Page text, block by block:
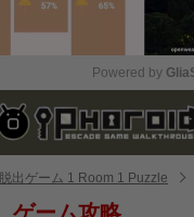
Mute
Powered by
脱出ゲーム 1 Room 1 Puzzle